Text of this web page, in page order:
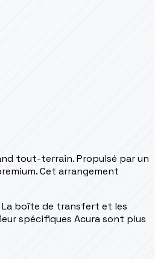
tout-terrain. Propulsé par un
Cet arrangement
La boîte de transfert et les
spécifiques Acura sont plus